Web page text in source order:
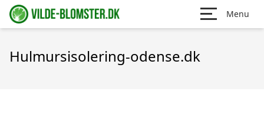
Menu
Hulmursisolering-odense.dk